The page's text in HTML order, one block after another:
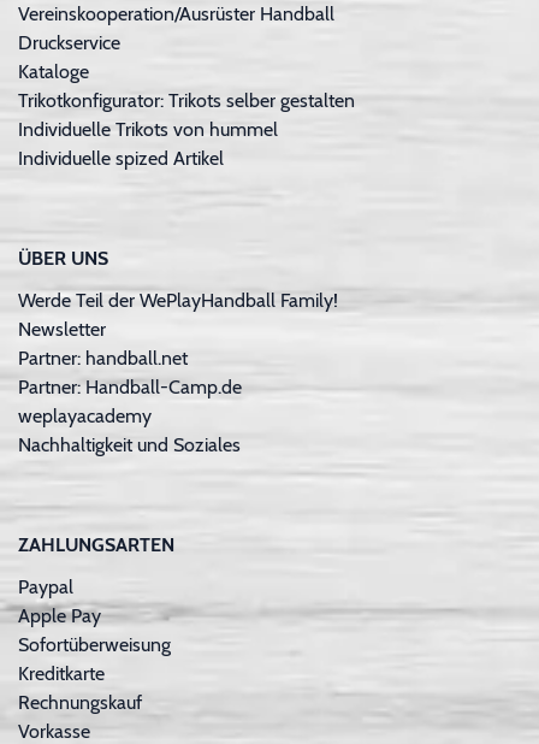
Vereinskooperation/Ausrüster Handball
Druckservice
Kataloge
Trikotkonfigurator: Trikots selber gestalten
Individuelle Trikots von hummel
Individuelle spized Artikel
ÜBER UNS
Werde Teil der WePlayHandball Family!
Newsletter
Partner: handball.net
Partner: Handball-Camp.de
weplayacademy
Nachhaltigkeit und Soziales
ZAHLUNGSARTEN
Paypal
Apple Pay
Sofortüberweisung
Kreditkarte
Rechnungskauf
Vorkasse